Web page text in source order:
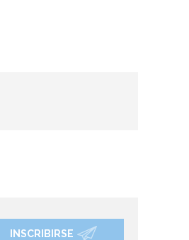
INSCRIBIRSE